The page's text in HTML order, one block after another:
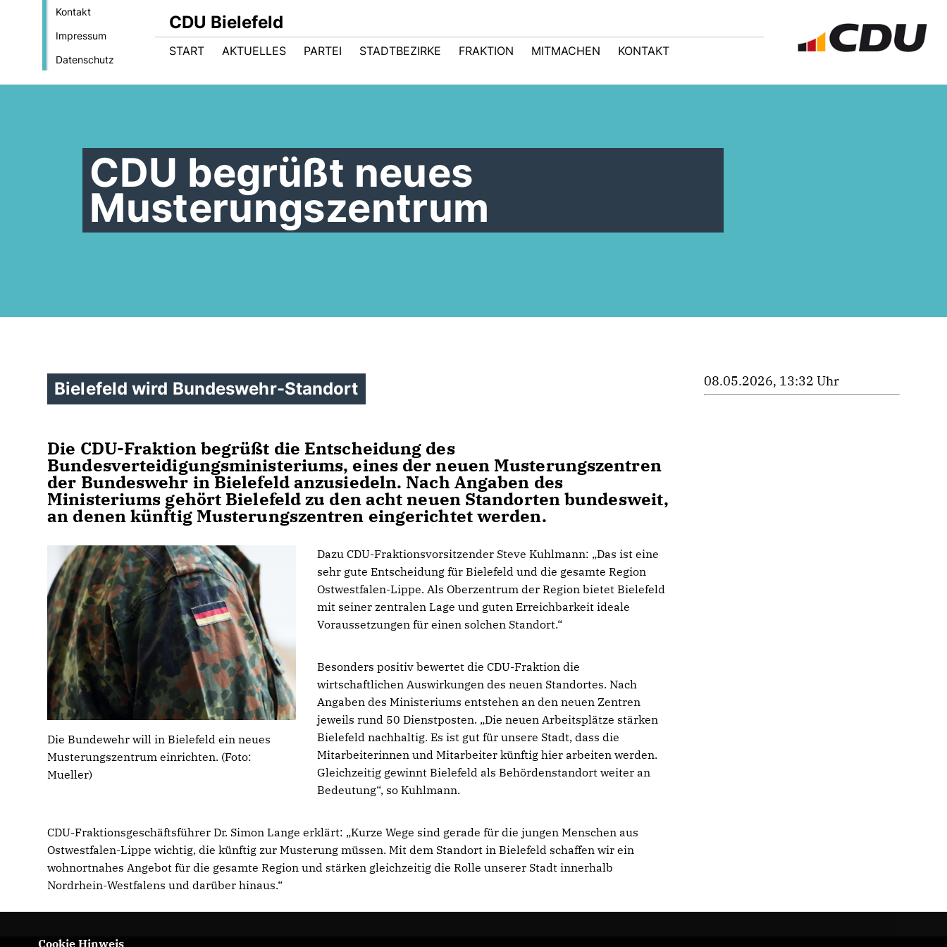
Kontakt
Impressum
Datenschutz
CDU Bielefeld
START AKTUELLES PARTEI STADTBEZIRKE FRAKTION MITMACHEN KONTAKT
CDU begrüßt neues
Musterungszentrum
Bielefeld wird Bundeswehr-Standort
Die CDU-Fraktion begrüßt die Entscheidung des
Bundesverteidigungsministeriums, eines der neuen Musterungszentren
der Bundeswehr in Bielefeld anzusiedeln. Nach Angaben des
Ministeriums gehört Bielefeld zu den acht neuen Standorten bundesweit,
an denen künftig Musterungszentren eingerichtet werden.
Die Bundewehr will in Bielefeld ein neues
Musterungszentrum einrichten. (Foto:
Mueller)
Dazu CDU-Fraktionsvorsitzender Steve Kuhlmann: „Das ist eine
sehr gute Entscheidung für Bielefeld und die gesamte Region
Ostwestfalen-Lippe. Als Oberzentrum der Region bietet Bielefeld
mit seiner zentralen Lage und guten Erreichbarkeit ideale
Voraussetzungen für einen solchen Standort.“
Besonders positiv bewertet die CDU-Fraktion die
wirtschaftlichen Auswirkungen des neuen Standortes. Nach
Angaben des Ministeriums entstehen an den neuen Zentren
jeweils rund 50 Dienstposten. „Die neuen Arbeitsplätze stärken
Bielefeld nachhaltig. Es ist gut für unsere Stadt, dass die
Mitarbeiterinnen und Mitarbeiter künftig hier arbeiten werden.
Gleichzeitig gewinnt Bielefeld als Behördenstandort weiter an
Bedeutung“, so Kuhlmann.
CDU-Fraktionsgeschäftsführer Dr. Simon Lange erklärt: „Kurze Wege sind gerade für die jungen Menschen aus
Ostwestfalen-Lippe wichtig, die künftig zur Musterung müssen. Mit dem Standort in Bielefeld schaffen wir ein
wohnortnahes Angebot für die gesamte Region und stärken gleichzeitig die Rolle unserer Stadt innerhalb
Nordrhein-Westfalens und darüber hinaus.“
08.05.2026, 13:32 Uhr
Cookie Hinweis